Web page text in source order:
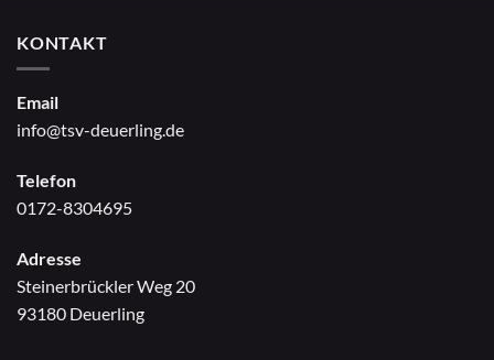
KONTAKT
Email
info@tsv-deuerling.de
Telefon
0172-8304695
Adresse
Steinerbrückler Weg 20
93180 Deuerling